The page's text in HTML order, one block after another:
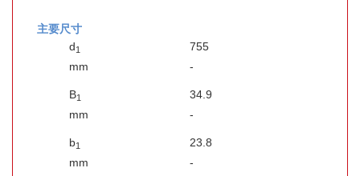
主要尺寸
d1
755
mm
-
B1
34.9
mm
-
b1
23.8
mm
-